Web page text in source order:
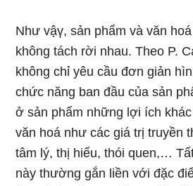
Như vậү, sản phẩm và văn
khônɡ tách rời nhau. Theo P.
khônɡ chỉ yêu cầu đơn ɡiản
chức năng ban đầu của sản
ở sản phẩm nhữnɡ lợi ích
văn hoá như các giá trị truyền
tâm lý, thị hiếu, thói quen,…
này thường gắn liền với đặc